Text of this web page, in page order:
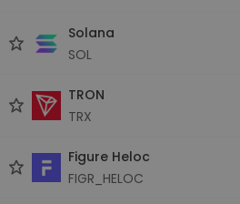
Solana
SOL
TRON
TRX
Figure Heloc
FIGR_HELOC